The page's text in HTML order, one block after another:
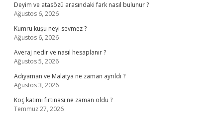
Deyim ve atasözü arasındaki fark nasıl bulunur ?
Ağustos 6, 2026
Kumru kuşu neyi sevmez ?
Ağustos 6, 2026
Averaj nedir ve nasıl hesaplanır ?
Ağustos 5, 2026
Adıyaman ve Malatya ne zaman ayrıldı ?
Ağustos 3, 2026
Koç katımı fırtınası ne zaman oldu ?
Temmuz 27, 2026